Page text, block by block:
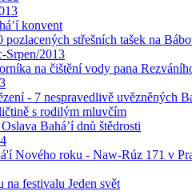
konvent
pozlacených střešních tašek na
Srpen/2013
na čištění vody pana
- 7 nespravedlivě uvězněných
s rodilým mluvčím
Bahá’í dnů štědrosti
Nového roku - Naw-Rúz 171 v
na festivalu Jeden svět